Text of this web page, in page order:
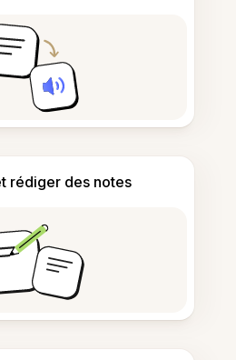
rédiger des notes